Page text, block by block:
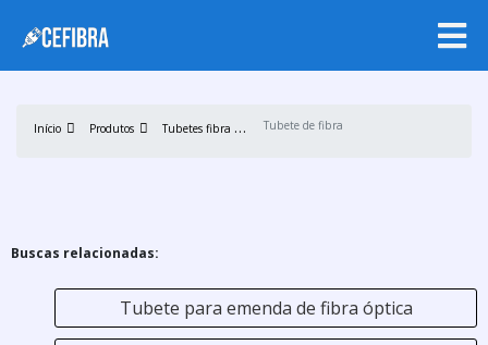
Início Produtos T
ubetes fibra óptica Tubete de fibra óptica
Buscas relacionadas:
Tubete para emenda de fibra óptica